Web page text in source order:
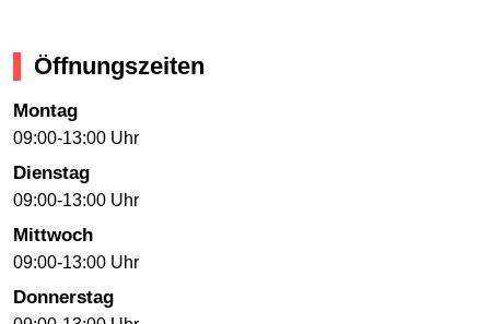
Öffnungszeiten
Montag
09:00-13:00 Uhr
Dienstag
09:00-13:00 Uhr
Mittwoch
09:00-13:00 Uhr
Donnerstag